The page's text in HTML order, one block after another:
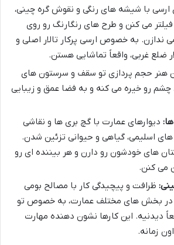
ارسی با شیشه های رنگی و نقوش گره چینی،
فیلتر می کنن و طرح های رنگارنگ رو روی
ندازن. به خصوص ارسی پرکار تالار اصلی و
ضلع غربی، واقعاً تماشایی هستن.
هنر حجم پردازی تو سقف و سرستون های
چشم رو خیره می کنه و به فضا عمق و زیبایی
دیوارهای عمارت با گچ بری ها و نقاشی
های اسلیمی، گیاهی و حیوانی تزئین شدن.
های خودشون رو دارن و هر بیننده ای رو
می کنن.
ظرافت و پیچیدگی کار با مصالح بومی
در بخش های مختلف عمارت، به خصوص تو
دیدنیه. این کارها نشون دهنده مهارت
زمانه.